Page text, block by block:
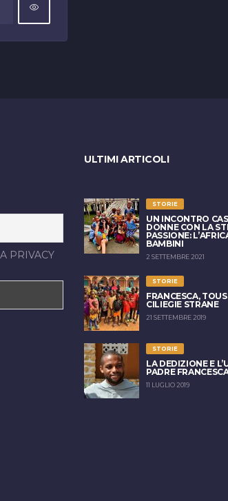
PRIVACY
ULTIMI ARTICOLI
STORIE
UN INCONTRO
DONNE CON LA
PASSIONE:
BAMBINI
2 SETTEMBRE 2021
STORIE
FRANCESCA,
CILIEGIE STRANE
21 SETTEMBRE 2019
STORIE
LA DEDIZIONE E
PADRE
11 LUGLIO 2019